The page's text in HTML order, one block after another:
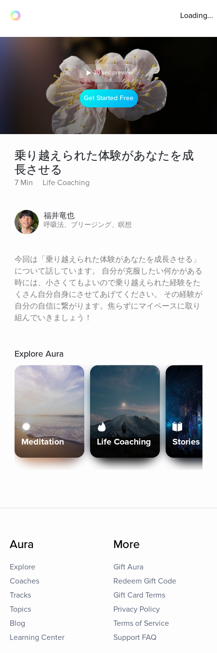
Loading...
30 sec preview
Get Started Free
乗り越えられた体験があなたを成
長させる
7 Min Life Coaching
福井竜也
呼吸法、ブリージング、瞑想
今回は「乗り越えられた体験があなたを成長させる」
について話しています。 自分が克服したい何かがある
時には、小さくてもよいので乗り越えられた経験をた
くさん自分自身にさせてあげてください。 その経験が
自分の自信に繋がります。焦らずにマイペースに取り
組んでいきましょう！
Explore Aura
Meditation Life Coaching Stories
Aura
Explore
Coaches
Tracks
Topics
Blog
Learning Center
More
Gift Aura
Redeem Gift Code
Gift Card Terms
Privacy Policy
Terms of Service
Support FAQ